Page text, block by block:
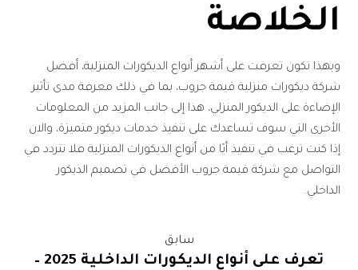
الخلاصة
وبهذا تكون تعرفت على أشهر أنواع الديكورات المنزلية، أفضل
شركة ديكورات منزلية قيمة جروب، بما في ذلك معرفة مدى تأثير
الإضاءة على الديكور المنزلي، هذا إلى جانب المزيد من المعلومات
الأخرى التي سوف تساعدك على تنفيذ خدمات ديكور متميزة، والان
إذا كنت ترغب في تنفيذ أيًا من أنواع الديكورات المنزلية فلا تتردد في
التواصل مع شركة قيمة جروب الأفضل في تصميم الديكور
الداخلي.
سابق
تعرف على أنواع الديكورات الداخلية 2025 –